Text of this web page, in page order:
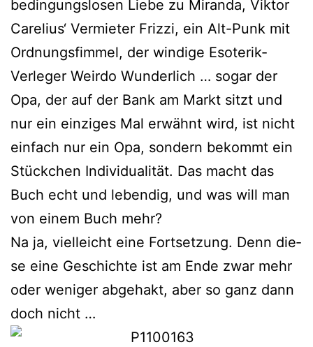
bedin­gungs­lo­sen Liebe zu Miranda, Viktor
Carelius‘ Vermieter Frizzi, ein Alt-Punk mit
Ordnungsfimmel, der win­di­ge Esoterik-
Verleger Weirdo Wunderlich … sogar der
Opa, der auf der Bank am Markt sitzt und
nur ein ein­zi­ges Mal erwähnt wird, ist nicht
ein­fach nur ein Opa, son­dern bekommt ein
Stückchen Individualität. Das macht das
Buch echt und leben­dig, und was will man
von einem Buch mehr?
Na ja, viel­leicht eine Fortsetzung. Denn die­
se eine Geschichte ist am Ende zwar mehr
oder weni­ger abge­hakt, aber so ganz dann
doch nicht …